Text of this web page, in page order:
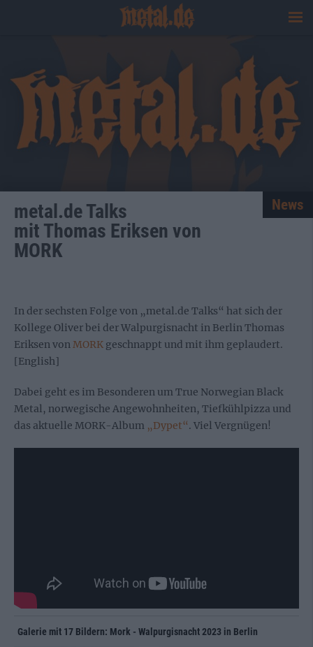
metal.de Talks
mit Thomas Eriksen von
MORK
News
In der sechsten Folge von „metal.de Talks“ hat sich der
Kollege Oliver bei der Walpurgisnacht in Berlin Thomas
Eriksen vonMORK geschnappt und mit ihm geplaudert.
[English]
Dabei geht es im Besonderen um True Norwegian Black
Metal, norwegische Angewohnheiten, Tiefkühlpizza und
das aktuelle MORK-Album „Dypet“. Viel Vergnügen!
Galerie mit 17 Bildern: Mork - Walpurgisnacht 2023 in Berlin